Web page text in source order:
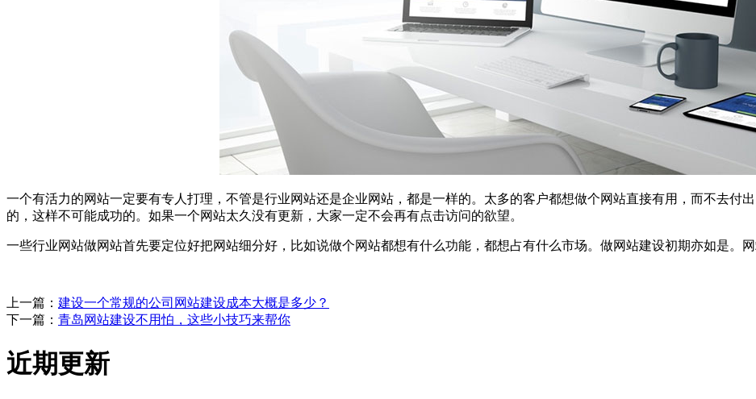
一个有活力的网站一定要有专人打理，不管是行业网站还是企业网站，都是一样的。太多的客户都想做个网站直接有用，而不去付
的，这样不可能成功的。如果一个网站太久没有更新，大家一定不会再有点击访问的欲望。
一些行业网站做网站首先要定位好把网站细分好，比如说做个网站都想有什么功能，都想占有什么市场。做网站建设初期亦如是。
上一篇： 建设一个常规的公司网站建设成本大概是多少？
下一篇： 青岛网站建设不用怕，这些小技巧来帮你
近期更新